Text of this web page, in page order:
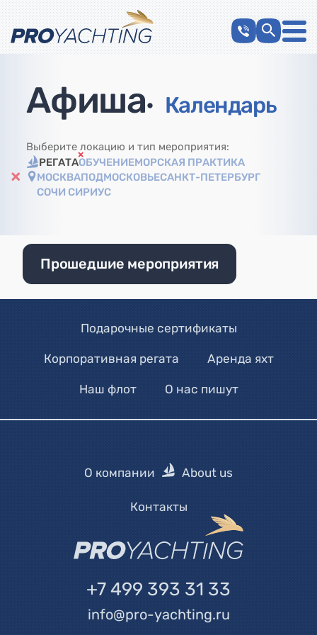
Афиша• Календарь
Выберите локацию и тип мероприятия:
РЕГАТАОБУЧЕНИЕМОРСКАЯ ПРАКТИКА
МОСКВАПОДМОСКОВЬЕСАНКТ-ПЕТЕРБУРГ
СОЧИ СИРИУС
Прошедшие мероприятия
Подарочные сертификаты
Корпоративная регата Аренда яхт
Наш флот О нас пишут
О компании About us
Контакты
+7 499 393 31 33
info@pro-yachting.ru